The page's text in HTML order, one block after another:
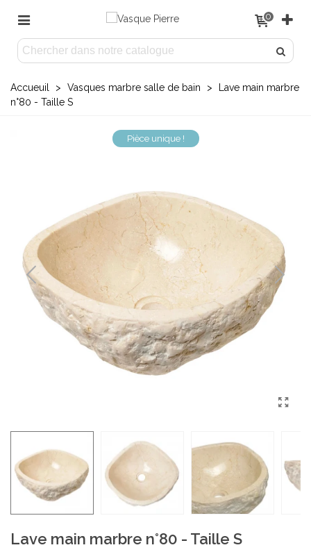
0
Accueuil > Vasques marbre salle de bain >
Lave main marbre
n°80 - Taille S
Pièce unique !
Lave main marbre n°80 - Taille S